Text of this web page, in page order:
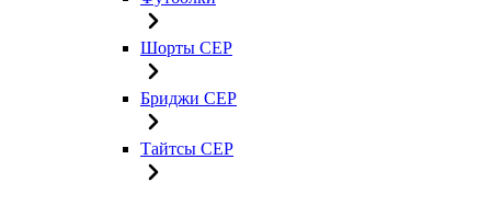
Шорты CEP
Бриджи CEP
Тайтсы CEP